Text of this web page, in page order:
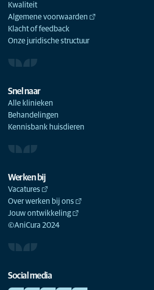
Kwaliteit
Algemene voorwaarden
Klacht of feedback
Onze juridische structuur
Snel naar
Alle klinieken
Behandelingen
Kennisbank huisdieren
Werken bij
Vacatures
Over werken bij ons
Jouw ontwikkeling
©AniCura 2024
Social media